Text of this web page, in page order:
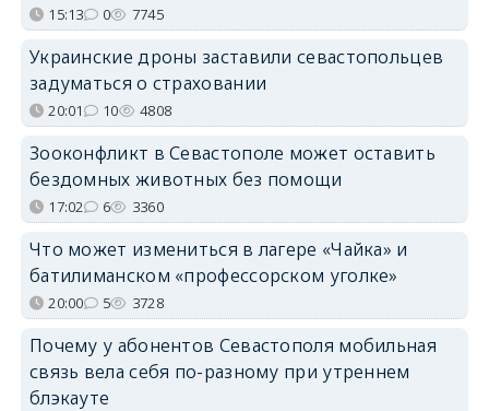
15:13 0 7745
Украинские дроны заставили севастопольцев
задуматься о страховании
20:01 10 4808
Зооконфликт в Севастополе может оставить
бездомных животных без помощи
17:02 6 3360
Что может измениться в лагере «Чайка» и
батилиманском «профессорском уголке»
20:00 5 3728
Почему у абонентов Севастополя мобильная
связь вела себя по-разному при утреннем
блэкауте